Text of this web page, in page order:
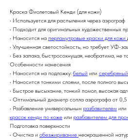
Краска Фиолетовый Кенди (для кожи)
• Используется для распыления через аэрограф
• Подходит для оригинальных художественных
• Наносится на перламутровые краски для кожи
• Улучшенная светостойкость, но требует УФ-
• Без запаха, быстросохнущая, необратима, не
Особенности нанесения
• Наносится на подложку: белый или серебряный
• Наносится тонкими слоями, после полного
• Быстрое высыхание, тонкий помол, высокая
• Оптимальный диаметр сопла аэрографа от
• Разбавление универсальным разбавителем
красок кенди по коже или разбавителем для
Подготовка поверхности
• Очистка и обезжиривание неокрашенной